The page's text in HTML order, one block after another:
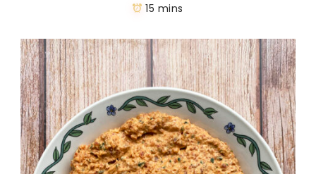
15 mins